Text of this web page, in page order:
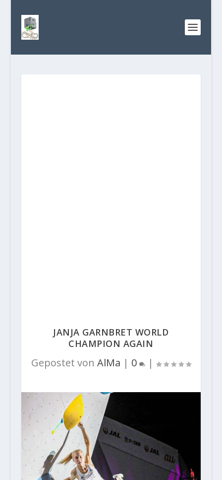
JANJA GARNBRET WORLD
CHAMPION AGAIN
Gepostet von AlMa | 0 |